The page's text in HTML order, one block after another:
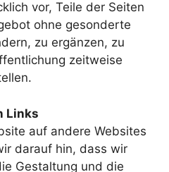
vor, Teile der Seiten
ohne gesonderte
zu ergänzen, zu
zeitweise
Links
auf andere Websites
darauf hin, dass wir
Gestaltung und die